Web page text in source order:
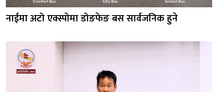
नाईमा अटो एक्स्पोमा डोङफेङ बस सार्वजनिक हुने